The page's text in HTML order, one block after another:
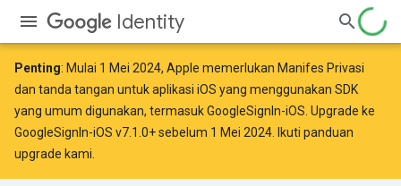
Identity
Penting: Mulai 1 Mei 2024, Apple memerlukan Manifes Privasi
dan tanda tangan untuk aplikasi iOS yang menggunakan SDK
yang umum digunakan, termasuk GoogleSignIn-iOS. Upgrade ke
GoogleSignIn-iOS v7.1.0+ sebelum 1 Mei 2024. Ikuti panduan
upgrade kami